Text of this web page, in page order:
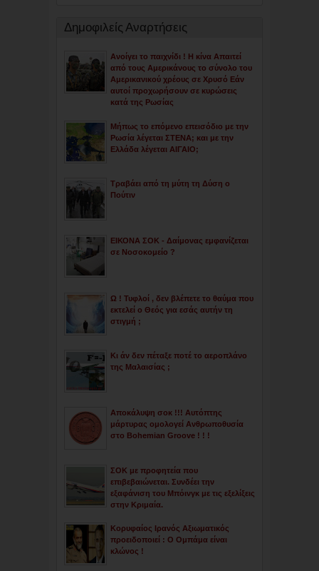
Δημοφιλείς Αναρτήσεις
Ανοίγει το παιχνίδι ! Η κίνα Απαιτεί
από τους Αμερικάνους το σύνολο του
Αμερικανικού χρέους σε Χρυσό Εάν
αυτοί προχωρήσουν σε κυρώσεις
κατά της Ρωσίας
Μήπως το επόμενο επεισόδιο με την
Ρωσία λέγεται ΣΤΕΝΑ; και με την
Ελλάδα λέγεται ΑΙΓΑΙΟ;
Τραβάει από τη μύτη τη Δύση ο
Πούτιν
ΕΙΚΟΝΑ ΣΟΚ - Δαίμονας εμφανίζεται
σε Νοσοκομείο ?
Ω ! Τυφλοί , δεν βλέπετε το θαύμα που
εκτελεί ο Θεός για εσάς αυτήν τη
στιγμή ;
Κι άν δεν πέταξε ποτέ το αεροπλάνο
της Μαλαισίας ;
Αποκάλυψη σοκ !!! Αυτόπτης
μάρτυρας ομολογεί Ανθρωποθυσία
στο Bohemian Groove ! ! !
ΣΟΚ με προφητεία που
επιβεβαιώνεται. Συνδέει την
εξαφάνιση του Μπόινγκ με τις εξελίξεις
στην Κριμαία.
Κορυφαίος Ιρανός Αξιωματικός
προειδοποιεί : Ο Ομπάμα είναι
κλώνος !